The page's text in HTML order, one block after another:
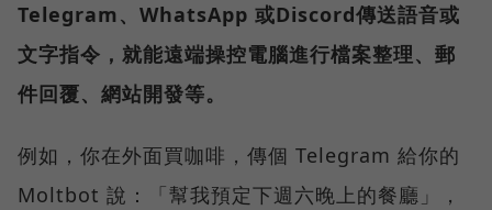
Telegram、WhatsApp 或Discord傳送語音或
文字指令，就能遠端操控電腦進行檔案整理、郵
件回覆、網站開發等。
例如，你在外面買咖啡，傳個 Telegram 給你的
Moltbot 說：「幫我預定下週六晚上的餐廳」，